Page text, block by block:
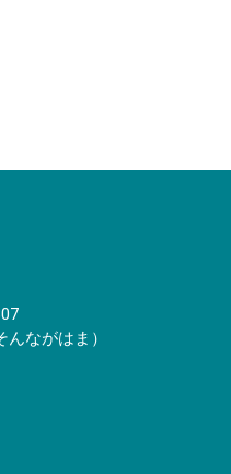
んながはま）